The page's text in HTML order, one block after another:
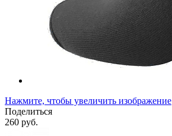
Нажмите, чтобы увеличить изображение
Поделиться
260 руб.